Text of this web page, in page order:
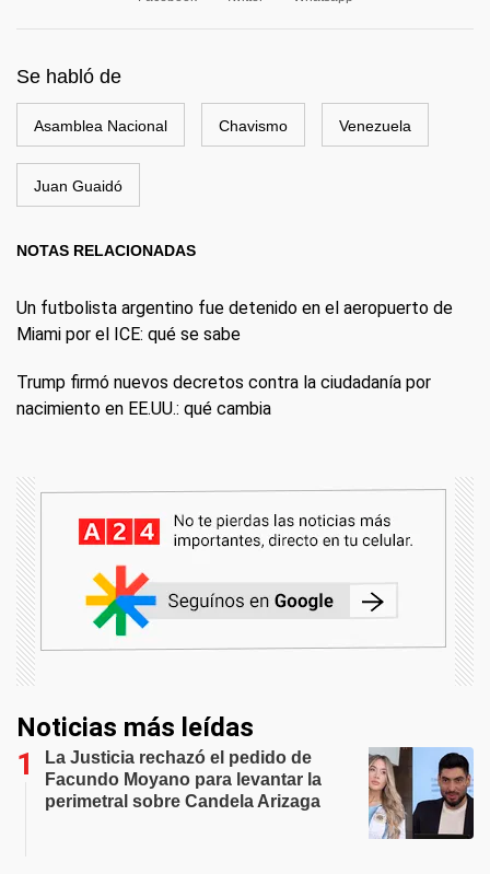
Se habló de
Asamblea Nacional Chavismo Venezuela
Juan Guaidó
NOTAS RELACIONADAS
Un futbolista argentino fue detenido en el aeropuerto de
Miami por el ICE: qué se sabe
Trump firmó nuevos decretos contra la ciudadanía por
nacimiento en EE.UU.: qué cambia
Noticias más leídas
La Justicia rechazó el pedido de
Facundo Moyano para levantar la
perimetral sobre Candela Arizaga